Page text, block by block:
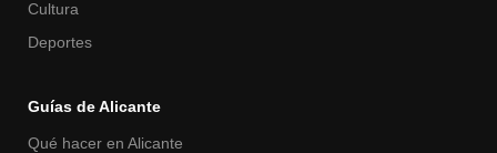
Cultura
Deportes
Guías de Alicante
Qué hacer en Alicante